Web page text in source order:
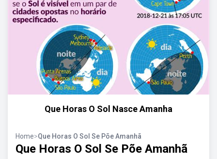
Que Horas O Sol Nasce Amanha
Home>Que Horas O Sol Se Põe Amanhã
Que Horas O Sol Se Põe Amanhã